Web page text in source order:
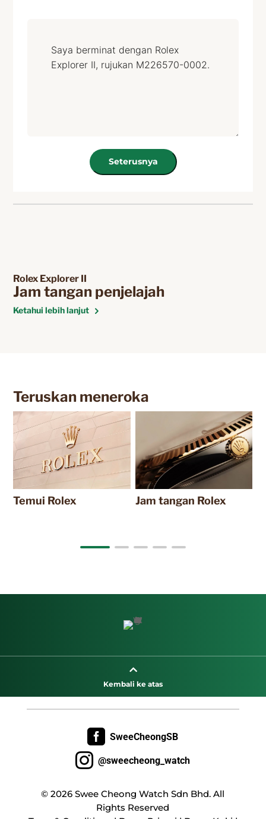
Seterusnya
Rolex Explorer II
Jam tangan penjelajah
Ketahui lebih lanjut
Teruskan meneroka
Temui Rolex Jam tangan Rolex

Kembali ke atas
 SweeCheongSB
 @sweecheong_watch
© 2026 Swee Cheong Watch Sdn Bhd. All
Rights Reserved